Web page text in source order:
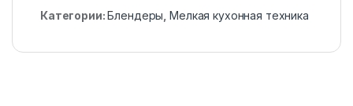
Категории:Блендеры ,Мелкая кухонная техника